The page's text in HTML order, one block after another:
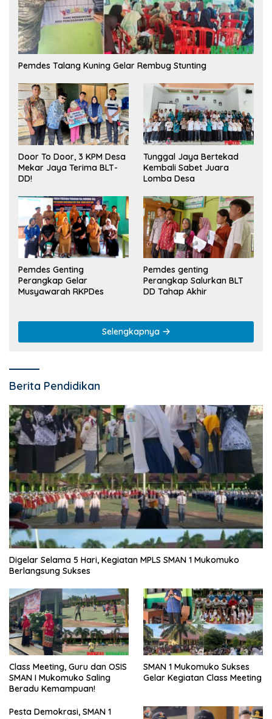
Pemdes Talang Kuning Gelar Rembug Stunting
Door To Door, 3 KPM Desa
Mekar Jaya Terima BLT-
DD!
Tunggal Jaya Bertekad
Kembali Sabet Juara
Lomba Desa
Pemdes Genting
Perangkap Gelar
Musyawarah RKPDes
Pemdes genting
Perangkap Salurkan BLT
DD Tahap Akhir
Selengkapnya
Berita Pendidikan
Digelar Selama 5 Hari, Kegiatan MPLS SMAN 1 Mukomuko
Berlangsung Sukses
Class Meeting, Guru dan OSIS
SMAN I Mukomuko Saling
Beradu Kemampuan!
SMAN 1 Mukomuko Sukses
Gelar Kegiatan Class Meeting
Pesta Demokrasi, SMAN 1